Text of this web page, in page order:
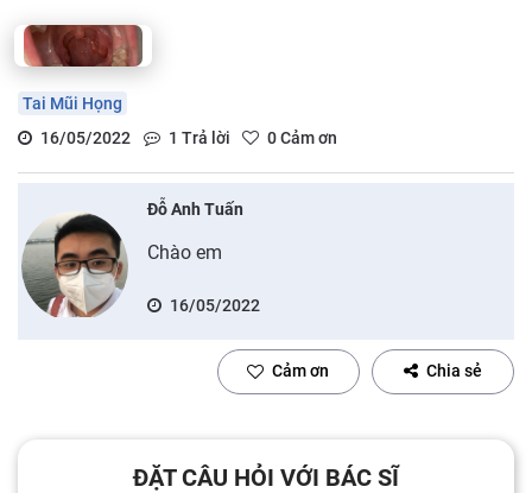
Tai Mũi Họng
16/05/2022
1 Trả lời 0Cảm ơn
Đỗ Anh Tuấn
Chào em
16/05/2022
Cảm ơn Chia sẻ
ĐẶT CÂU HỎI VỚI BÁC SĨ